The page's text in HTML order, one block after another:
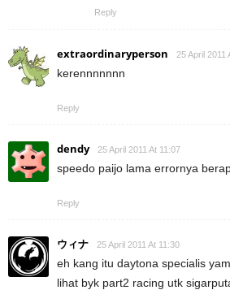
Reply
extraordinaryperson 25 April 2011
kerennnnnnn
Reply
dendy 25 April 2011 At 11:07
speedo paijo lama errornya
Reply
ウィナ 25 April 2011 At 11:30
eh kang itu daytona specialis
lihat byk part2 racing utk